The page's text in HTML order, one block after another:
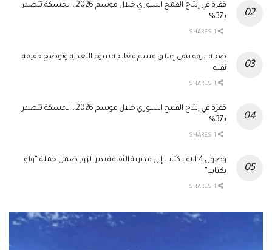
قفزة في إنتاج القمح السوري خلال موسم 2026.. الحسكة تتصدر
بـ37%
صحة الرقة تنفي إغلاق قسم معالجة سوء التغذية وتوضح حقيقة
نقله
قفزة في إنتاج القمح السوري خلال موسم 2026.. الحسكة تتصدر
بـ37%
وصول 4 آلاف كتاب إلى مديرية الثقافة بدير الزور ضمن حملة “ولو
بكتاب”